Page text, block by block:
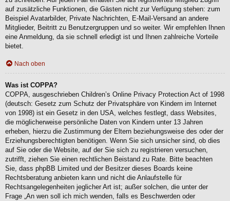
auf zusätzliche Funktionen, die Gästen nicht zur Verfügung stehen: zum
Beispiel Avatarbilder, Private Nachrichten, E-Mail-Versand an andere
Mitglieder, Beitritt zu Benutzergruppen und so weiter. Wir empfehlen Ihnen
eine Anmeldung, da sie schnell erledigt ist und Ihnen zahlreiche Vorteile
bietet.
Nach oben
Was ist COPPA?
COPPA, ausgeschrieben Children’s Online Privacy Protection Act of 1998
(deutsch: Gesetz zum Schutz der Privatsphäre von Kindern im Internet
von 1998) ist ein Gesetz in den USA, welches festlegt, dass Websites,
die möglicherweise persönliche Daten von Kindern unter 13 Jahren
erheben, hierzu die Zustimmung der Eltern beziehungsweise des oder der
Erziehungsberechtigten benötigen. Wenn Sie sich unsicher sind, ob dies
auf Sie oder die Website, auf der Sie sich zu registrieren versuchen,
zutrifft, ziehen Sie einen rechtlichen Beistand zu Rate. Bitte beachten
Sie, dass phpBB Limited und der Besitzer dieses Boards keine
Rechtsberatung anbieten kann und nicht die Anlaufstelle für
Rechtsangelegenheiten jeglicher Art ist; außer solchen, die unter der
Frage „An wen soll ich mich wenden, falls es Beschwerden oder